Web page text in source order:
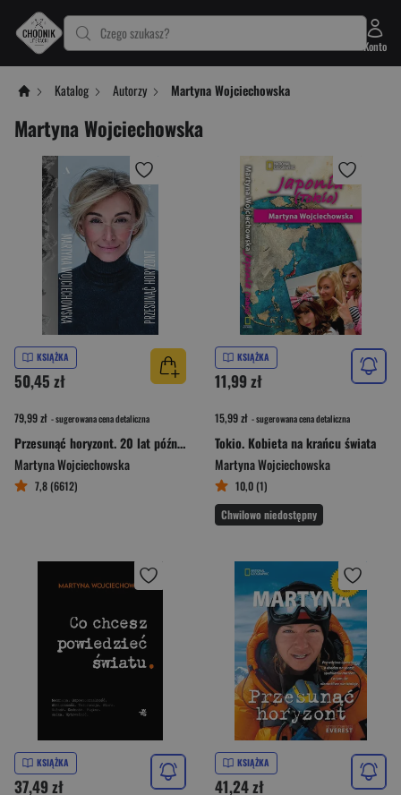
Czego szukasz?
Konto
Katalog Autorzy Martyna Wojciechowska
Martyna Wojciechowska
KSIĄŻKA
50,45 zł
79,99 zł - sugerowana cena detaliczna
Przesunąć horyzont. 20 lat później
Martyna Wojciechowska
7,8 (6612)
KSIĄŻKA
11,99 zł
15,99 zł - sugerowana cena detaliczna
Tokio. Kobieta na krańcu świata
Martyna Wojciechowska
10,0 (1)
Chwilowo niedostępny
KSIĄŻKA
37,49 zł
KSIĄŻKA
41,24 zł